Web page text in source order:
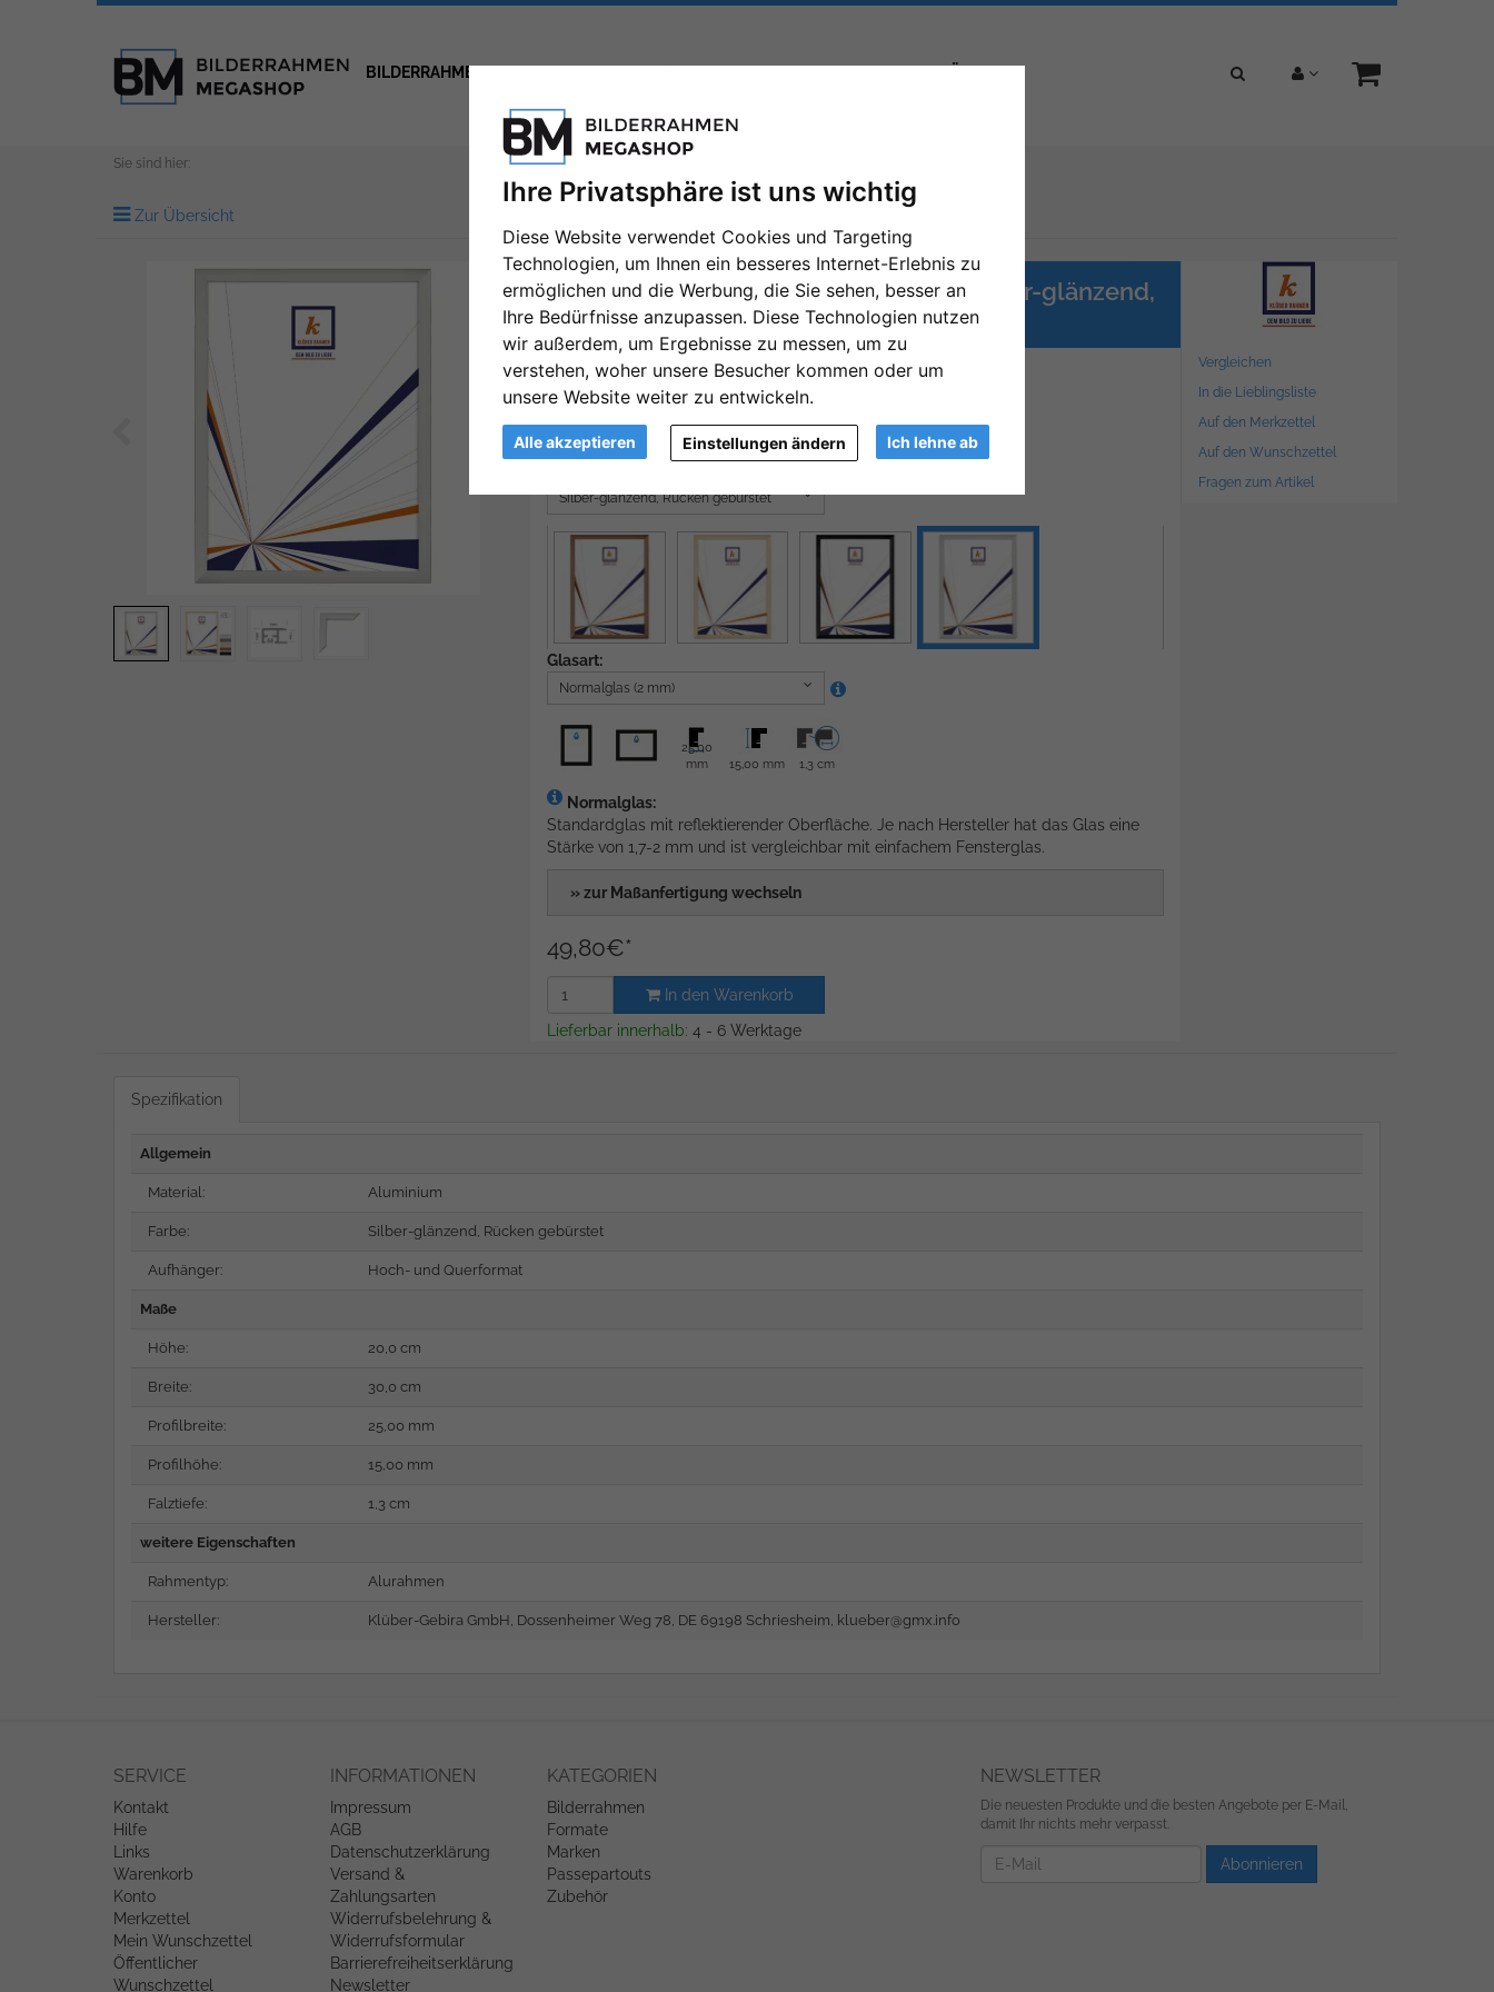
Ihre Privatsphäre ist uns wichtig
Diese Website verwendet Cookies und Targeting
Technologien, um Ihnen ein besseres Internet-Erlebnis zu
ermöglichen und die Werbung, die Sie sehen, besser an
Ihre Bedürfnisse anzupassen. Diese Technologien nutzen
wir außerdem, um Ergebnisse zu messen, um zu
verstehen, woher unsere Besucher kommen oder um
unsere Website weiter zu entwickeln.
Alle akzeptieren Ich lehne ab
Einstellungen ändern
BILDERRAHMEN
Sie sind hier:
Zur Übersicht
Weiter
Alu-Bilderrahmen Sergio 20x30 cm | Silber-glänzend,
Rücken gebürstet | Normalglas (2 mm)
Artikelnummer: KGE-6801112030
Format:
Silber-glänzend, Rücken gebürstet
Glasart:
Normalglas (2 mm)
25,00
mm
15,00 mm 1,3 cm
Normalglas:
Standardglas mit reflektierender Oberfläche. Je nach Hersteller hat das Glas eine
Stärke von 1,7-2 mm und ist vergleichbar mit einfachem Fensterglas.
» zur Maßanfertigung wechseln
49,80€*
In den Warenkorb
Lieferbar innerhalb: 4 - 6 Werktage
Vergleichen
In die Lieblingsliste
Auf den Merkzettel
Auf den Wunschzettel
Fragen zum Artikel
Spezifikation
Allgemein
Material: Aluminium
Farbe: Silber-glänzend, Rücken gebürstet
Aufhänger: Hoch- und Querformat
Maße
Höhe: 20,0 cm
Breite: 30,0 cm
Profilbreite: 25,00 mm
Profilhöhe: 15,00 mm
Falztiefe: 1,3 cm
weitere Eigenschaften
Rahmentyp: Alurahmen
Hersteller: Klüber-Gebira GmbH, Dossenheimer Weg 78, DE 69198 Schriesheim, klueber@gmx.info
SERVICE
Kontakt
Hilfe
Links
Warenkorb
Konto
Merkzettel
Mein Wunschzettel
Öffentlicher
Wunschzettel
INFORMATIONEN
Impressum
AGB
Datenschutzerklärung
Versand &
Zahlungsarten
Widerrufsbelehrung &
Widerrufsformular
Barrierefreiheitserklärung
Newsletter
KATEGORIEN
Bilderrahmen
Formate
Marken
Passepartouts
Zubehör
NEWSLETTER
Die neuesten Produkte und die besten Angebote per E-Mail,
damit Ihr nichts mehr verpasst.
Newsletter Abonnieren